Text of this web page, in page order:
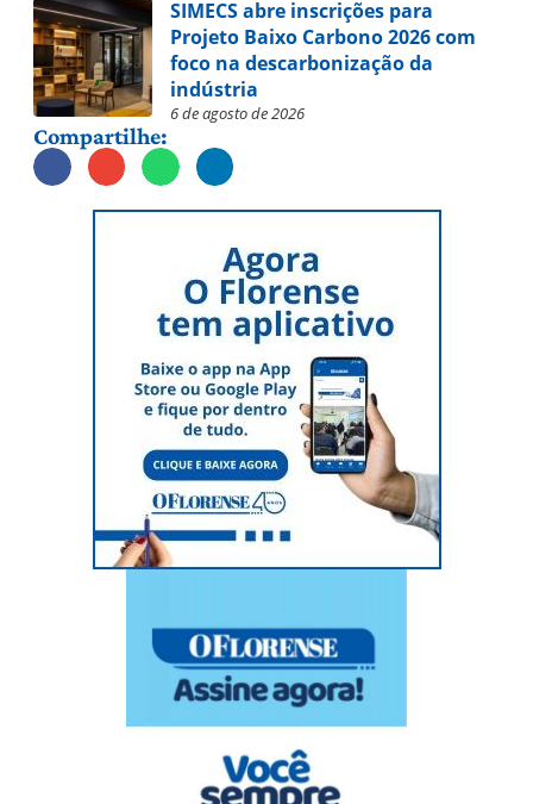
SIMECS abre inscrições para
Projeto Baixo Carbono 2026 com
foco na descarbonização da
indústria
6 de agosto de 2026
Compartilhe: